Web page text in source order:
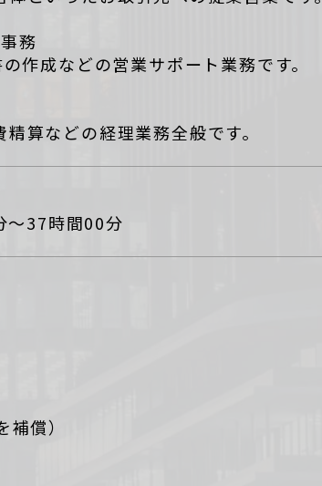
務
作成などの営業サポート業務です。
算などの経理業務全般です。
～37時間00分
償）